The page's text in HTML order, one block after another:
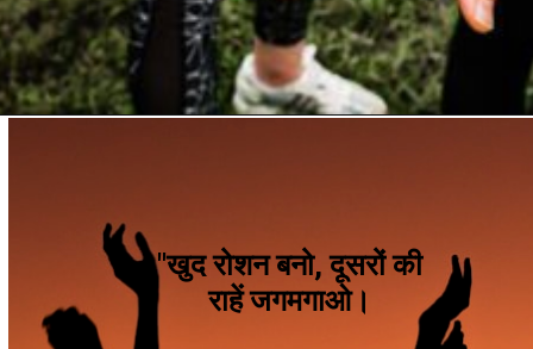
"खुद रोशन बनो, दूसरों की
राहें जगमगाओ।